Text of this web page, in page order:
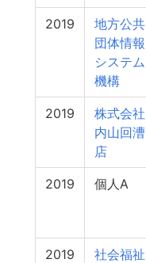
2019
地方公共
団体情報
システム
機構
2019
株式会社
内山回漕
店
2019 個人A
2019
社会福祉